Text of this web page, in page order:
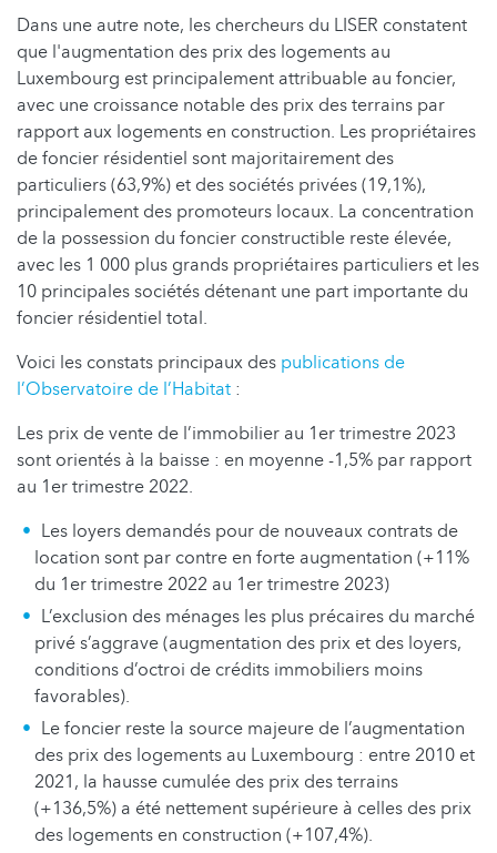
Dans une autre note, les chercheurs du LISER constatent
que l'augmentation des prix des logements au
Luxembourg est principalement attribuable au foncier,
avec une croissance notable des prix des terrains par
rapport aux logements en construction. Les propriétaires
de foncier résidentiel sont majoritairement des
particuliers (63,9%) et des sociétés privées (19,1%),
principalement des promoteurs locaux. La concentration
de la possession du foncier constructible reste élevée,
avec les 1 000 plus grands propriétaires particuliers et les
10 principales sociétés détenant une part importante du
foncier résidentiel total.
Voici les constats principaux des publications de
l’Observatoire de l’Habitat :
Les prix de vente de l’immobilier au 1er trimestre 2023
sont orientés à la baisse : en moyenne -1,5% par rapport
au 1er trimestre 2022.
Les loyers demandés pour de nouveaux contrats de
location sont par contre en forte augmentation (+11%
du 1er trimestre 2022 au 1er trimestre 2023)
L’exclusion des ménages les plus précaires du marché
privé s’aggrave (augmentation des prix et des loyers,
conditions d’octroi de crédits immobiliers moins
favorables).
Le foncier reste la source majeure de l’augmentation
des prix des logements au Luxembourg : entre 2010 et
2021, la hausse cumulée des prix des terrains
(+136,5%) a été nettement supérieure à celles des prix
des logements en construction (+107,4%).